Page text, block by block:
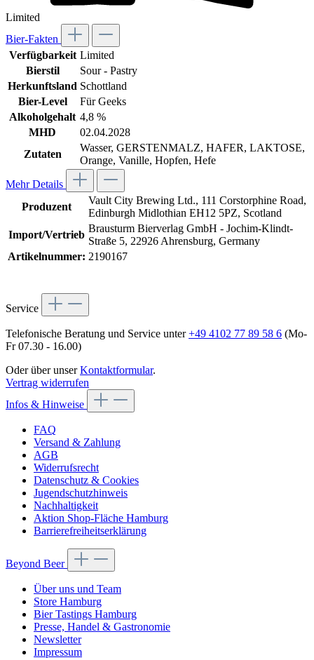
Limited
Bier-Fakten
Verfügbarkeit Limited
Bierstil
Sour - Pastry
Herkunftsland Schottland
Bier-Level
Für Geeks
Alkoholgehalt 4,8 %
MHD
02.04.2028
Zutaten
Wasser, GERSTENMALZ, HAFER, LAKTOSE,
Orange, Vanille, Hopfen, Hefe
Mehr Details
Produzent
Vault City Brewing Ltd., 111 Corstorphine Road,
Edinburgh Midlothian EH12 5PZ, Scotland
Import/Vertrieb
Brausturm Bierverlag GmbH - Jochim-Klindt-
Straße 5, 22926 Ahrensburg, Germany
Artikelnummer: 2190167
Service
Telefonische Beratung und Service unter+49 4102 77 89 58 6 (Mo-
Fr 07.30 - 16.00)
Oder über unserKontaktformular.
Vertrag widerrufen
Infos & Hinweise
FAQ
Versand & Zahlung
AGB
Widerrufsrecht
Datenschutz & Cookies
Jugendschutzhinweis
Nachhaltigkeit
Aktion Shop-Fläche Hamburg
Barrierefreiheitserklärung
Beyond Beer
Über uns und Team
Store Hamburg
Bier Tastings Hamburg
Presse, Handel & Gastronomie
Newsletter
Impressum